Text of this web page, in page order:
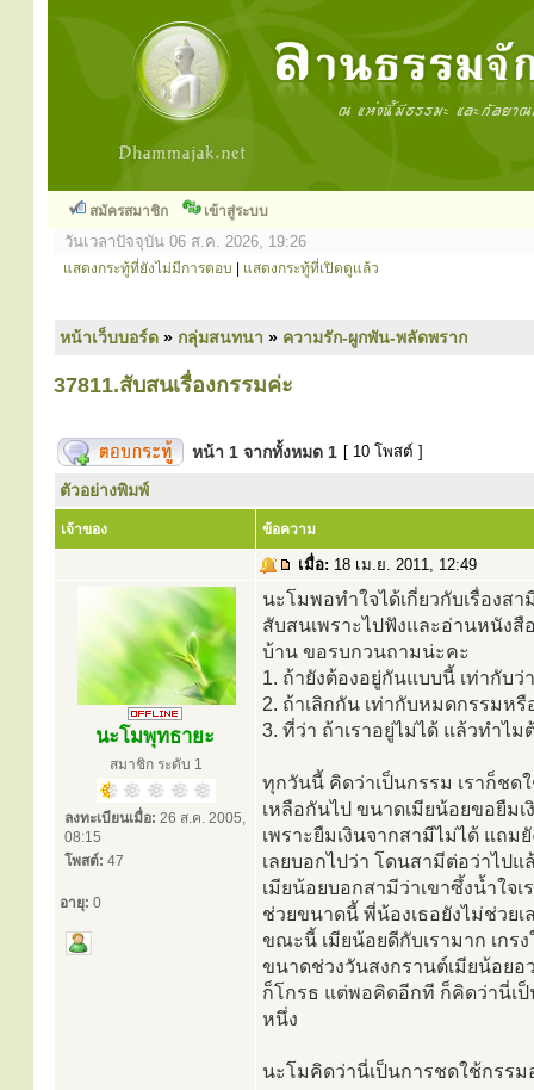
สมัครสมาชิก เข้าสู่ระบบ
วันเวลาปัจจุบัน 06 ส.ค. 2026, 19:26
แสดงกระทู้ที่ยังไม่มีการตอบ แสดงกระทู้ที่เปิดดูแล้ว
หน้าเว็บบอร์ด » กลุ่มสนทนา » ความรัก-ผูกพัน-พลัดพราก
37811.สับสนเรื่องกรรมค่ะ
หน้า 1 จากทั้งหมด 1 [ 10 โพสต์ ]
ตัวอย่างพิมพ์
เจ้าของ ข้อความ
เมื่อ: 18 เม.ย. 2011, 12:49
นะโมพุทธายะ
สมาชิก ระดับ 1
ลงทะเบียนเมื่อ: 26 ส.ค. 2005,
08:15
โพสต์: 47
อายุ: 0
นะโมพอทำใจได้เกี่ยวกับเรื่องส
สับสนเพราะไปฟังและอ่านหนัง
บ้าน ขอรบกวนถามน่ะคะ
1. ถ้ายังต้องอยู่กันแบบนี้ เท่ากับ
2. ถ้าเลิกกัน เท่ากับหมดกรรมห
3. ที่ว่า ถ้าเราอยู่ไม่ได้ แล้วทำไ
ทุกวันนี้ คิดว่าเป็นกรรม เราก็ช
เหลือกันไป ขนาดเมียน้อยขอยืมเ
เพราะยืมเงินจากสามีไม่ได้ แถม
เลยบอกไปว่า โดนสามีต่อว่าไป
เมียน้อยบอกสามีว่าเขาซึ้งน้ำใจ
ช่วยขนาดนี้ พี่น้องเธอยังไม่ช่วย
ขณะนี้ เมียน้อยดีกับเรามาก เกร
ขนาดช่วงวันสงกรานต์เมียน้อยอ
ก็โกรธ แต่พอคิดอีกที ก็คิดว่านี่เ
หนึ่ง
นะโมคิดว่านี่เป็นการชดใช้กรรม